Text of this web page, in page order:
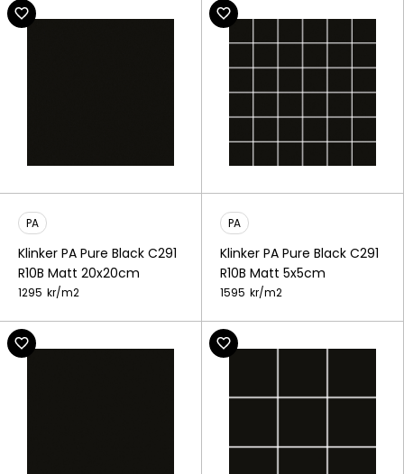
PA
Klinker PA Pure Black C291
R10B Matt 20x20cm
1295 kr/m2
PA
Klinker PA Pure Black C291
R10B Matt 5x5cm
1595 kr/m2